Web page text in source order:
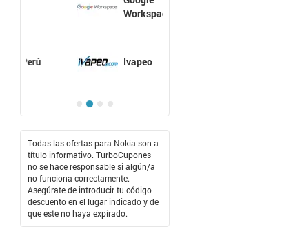
Workspace
Ivapeo
Todas las ofertas para Nokia son a
título informativo. TurboCupones
no se hace responsable si algún/a
no funciona correctamente.
Asegúrate de introducir tu código
descuento en el lugar indicado y de
que este no haya expirado.